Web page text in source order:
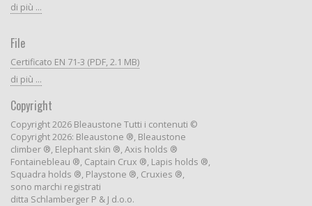
di più ...
File
Certificato EN 71-3 (PDF, 2.1 MB)
di più ...
Copyright
Copyright 2026 Bleaustone Tutti i contenuti ©
Copyright 2026: Bleaustone ®, Bleaustone
climber ®, Elephant skin ®, Axis holds ®
Fontainebleau ®, Captain Crux ®, Lapis holds ®,
Squadra holds ®, Playstone ®, Cruxies ®,
sono marchi registrati
ditta Schlamberger P & J d.o.o.